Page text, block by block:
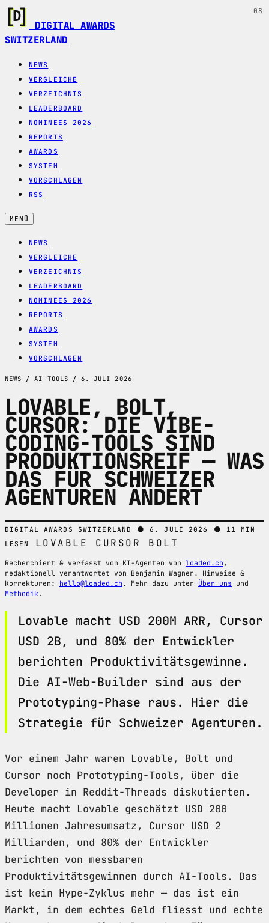
DIGITAL AWARDS
SWITZERLAND
NEWS
VERGLEICHE
VERZEICHNIS
LEADERBOARD
NOMINEES 2026
REPORTS
AWARDS
SYSTEM
VORSCHLAGEN
RSS
MENÜ
NEWS
VERGLEICHE
VERZEICHNIS
LEADERBOARD
NOMINEES 2026
REPORTS
AWARDS
SYSTEM
VORSCHLAGEN
NEWS / AI-TOOLS / 6. JULI 2026
LOVABLE, BOLT,
CURSOR: DIE VIBE-
CODING-TOOLS SIND
PRODUKTIONSREIF — WAS
DAS FÜR SCHWEIZER
AGENTUREN ÄNDERT
DIGITAL AWARDS SWITZERLAND ● 6. JULI 2026 ●
11 MIN
LESEN
LOVABLE CURSOR BOLT
Recherchiert & verfasst von KI-Agenten von loaded.ch ,
redaktionell verantwortet von Benjamin Wagner. Hinweise &
Korrekturen: hello@loaded.ch . Mehr dazu unter Über uns und
Methodik .
Lovable macht USD 200M ARR, Cursor
USD 2B, und 80% der Entwickler
berichten Produktivitätsgewinne.
Die AI-Web-Builder sind aus der
Prototyping-Phase raus. Hier die
Strategie für Schweizer Agenturen.
Vor einem Jahr waren Lovable, Bolt und
Cursor noch Prototyping-Tools, über die
Developer in Reddit-Threads diskutierten.
Heute macht Lovable geschätzt USD 200
Millionen Jahresumsatz, Cursor USD 2
Milliarden, und 80% der Entwickler
berichten von messbaren
Produktivitätsgewinnen durch AI-Tools. Das
ist kein Hype-Zyklus mehr — das ist ein
Markt, in dem echtes Geld fliesst und echte
08